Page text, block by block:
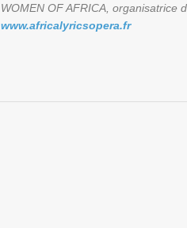
WOMEN OF AFRICA, organisatrice
www.africalyricsopera.fr